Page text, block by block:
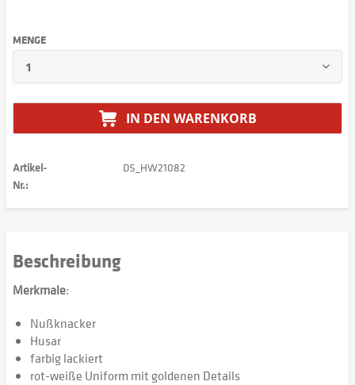
MENGE
IN DEN WARENKORB
Artikel-
Nr.:
DS_HW21082
Beschreibung
Merkmale:
Nußknacker
Husar
farbig lackiert
rot-weiße Uniform mit goldenen Details